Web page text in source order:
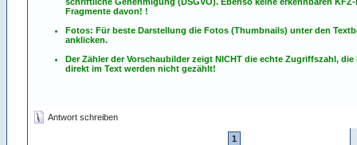
Fragmente davon! !
Fotos: Für beste Darstellung die Fotos (Thumbnails) unter den
anklicken.
Der Zähler der Vorschaubilder zeigt NICHT die echte Zugriffszahl,
direkt im Text werden nicht gezählt!
Antwort schreiben
1